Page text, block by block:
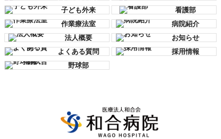
子ども外来
看護部
作業療法室
病院紹介
法人概要
お知らせ
よくある質問
採用情報
野球部